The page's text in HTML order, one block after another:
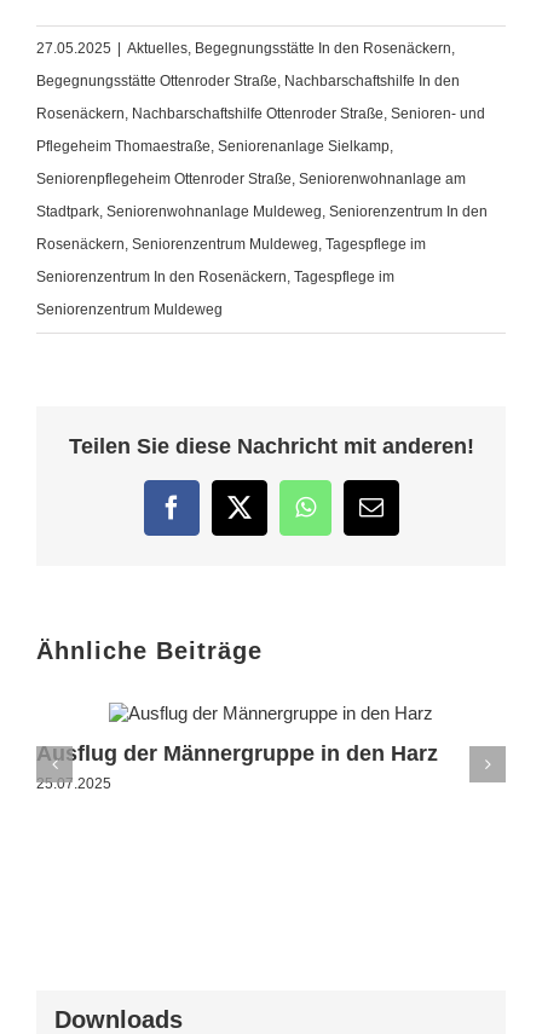
27.05.2025 | Aktuelles Begegnungsstätte In den Rosenäckern
Begegnungsstätte Ottenroder Straße Nachbarschaftshilfe In den
Rosenäckern Nachbarschaftshilfe Ottenroder Straße Senioren- und
Pflegeheim Thomaestraße Seniorenanlage Sielkamp
Seniorenpflegeheim Ottenroder Straße Seniorenwohnanlage am
Stadtpark Seniorenwohnanlage Muldeweg Seniorenzentrum In den
Rosenäckern Seniorenzentrum Muldeweg Tagespflege im
Seniorenzentrum In den Rosenäckern Tagespflege im
Seniorenzentrum Muldeweg
Teilen Sie diese Nachricht mit anderen!
FacebookTwitterWhatsApp
E-
Mail
Ähnliche Beiträge
Ausflug der Männergruppe in den Harz
25.07.2025
Downloads